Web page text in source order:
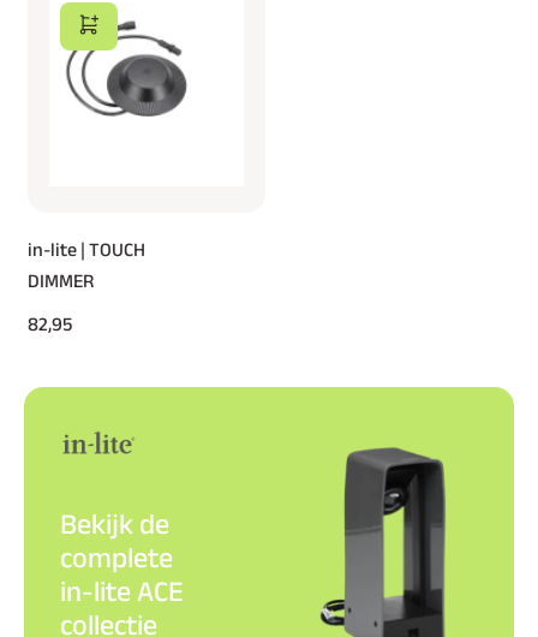
in-lite | TOUCH
DIMMER
82,95
Bekijk de
complete
in-lite ACE
collectie